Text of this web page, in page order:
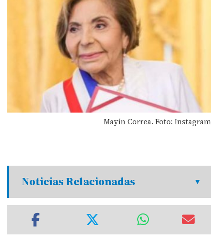
Mayín Correa. Foto: Instagram
Noticias Relacionadas